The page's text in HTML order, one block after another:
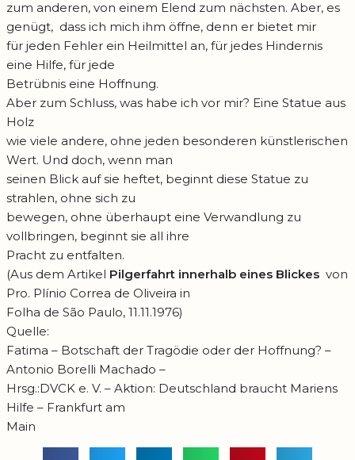
zum anderen, von einem Elend zum nächsten. Aber, es
genügt, dass ich mich ihm öffne, denn er bietet mir
für jeden Fehler ein Heilmittel an, für jedes Hindernis
eine Hilfe, für jede
Betrübnis eine Hoffnung.
Aber zum Schluss, was habe ich vor mir? Eine Statue aus
Holz
wie viele andere, ohne jeden besonderen künstlerischen
Wert. Und doch, wenn man
seinen Blick auf sie heftet, beginnt diese Statue zu
strahlen, ohne sich zu
bewegen, ohne überhaupt eine Verwandlung zu
vollbringen, beginnt sie all ihre
Pracht zu entfalten.
(Aus dem Artikel Pilgerfahrt innerhalb eines Blickes von
Pro. Plínio Correa de Oliveira in
Folha de São Paulo, 11.11.1976)
Quelle:
Fatima – Botschaft der Tragödie oder der Hoffnung? –
Antonio Borelli Machado –
Hrsg.:DVCK e. V. – Aktion: Deutschland braucht Mariens
Hilfe – Frankfurt am
Main